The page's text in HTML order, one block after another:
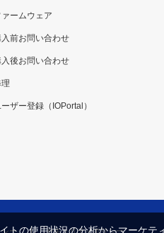
ァームウェア
入前お問い合わせ
入後お問い合わせ
ザー登録（IOPortal）
ー セキュリティポリシー
の使用状況の分析からマーケテ